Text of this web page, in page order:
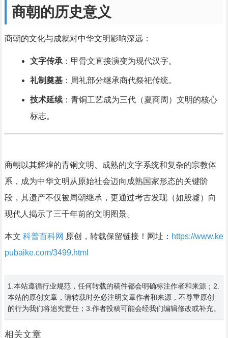
商朝的历史意义
商朝的文化与成就对中华文明影响深远：
文字传承：甲骨文直接演变为现代汉字。
礼制奠基：周礼部分继承商代祭祀传统。
技术延续：青铜工艺成为三代（夏商周）文明的核心
标志。
商朝以其辉煌的青铜文明、成熟的文字系统和复杂的宗教体
系，成为中华文明从原始社会迈向成熟国家形态的关键阶
段，其遗产不仅被周朝继承，更通过考古发现（如殷墟）向
现代人揭示了三千年前的文明图景。
本文 科普百科网 原创，转载保留链接！网址： https://www.ke
pubaike.com/3499.html
1.本站遵循行业规范，任何转载的稿件都会明确标注作者和来源；2.
本站的原创文章，请转载时务必注明文章作者和来源，不尊重原创
的行为我们将追究责任；3.作者投稿可能会经我们编辑修改或补充。
相关文章